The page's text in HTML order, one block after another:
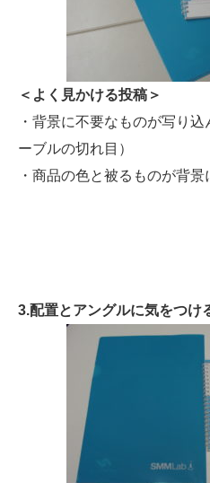
＜よく見かける投稿＞
・背景に不要なものが写り
ーブルの切れ目）
・商品の色と被るものが背
3.配置とアングルに気をつけ